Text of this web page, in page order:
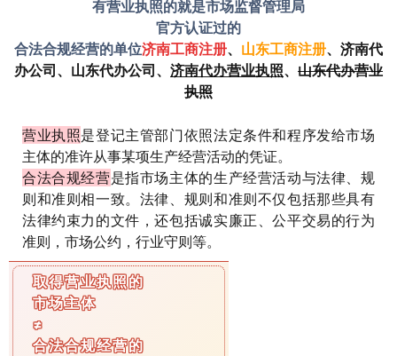
有营业执照的就是市场监督管理局
官方认证过的
合法合规经营的单位济南工商注册、 山东工商注册、 济南代
办公司、 山东代办公司、 济南代办营业执照、 山东代办营业
执照
营业执照是登记主管部门依照法定条件和程序发给市场
主体的准许从事某项生产经营活动的凭证。
合法合规经营是指市场主体的生产经营活动与法律、规
则和准则相一致。法律、规则和准则不仅包括那些具有
法律约束力的文件，还包括诚实廉正、公平交易的行为
准则，市场公约，行业守则等。
取得营业执照的
市场主体
≠
合法合规经营的